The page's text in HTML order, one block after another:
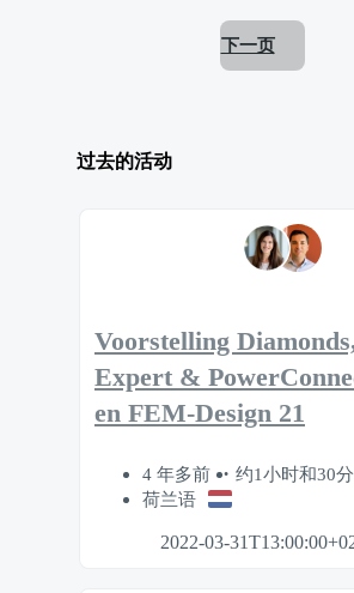
下一页
过去的活动
Voorstelling
Expert &
en FEM-Design 21
4 年多前
约1小时和30
荷兰语
2022-03-